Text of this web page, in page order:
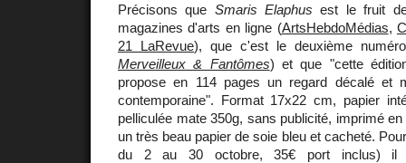
Précisons que Smaris Elaphus est le fruit
magazines d'arts en ligne (ArtsHebdoMédias,
21 LaRevue), que c'est le deuxième
Merveilleux & Fantômes) et que "cette
propose en 114 pages un regard décalé et
contemporaine". Format 17x22 cm, papier
pelliculée mate 350g, sans publicité, imprimé
un très beau papier de soie bleu et cacheté.
du 2 au 30 octobre, 35€ port inclus) il